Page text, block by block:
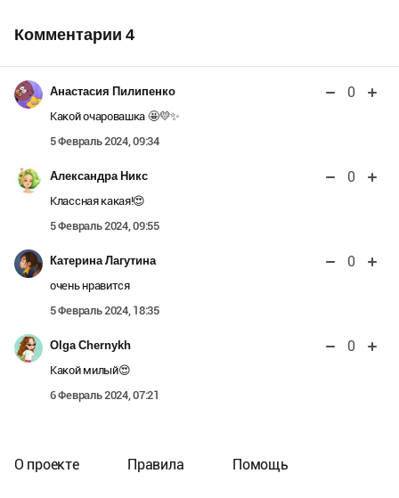
Комментарии 4
Анастасия Пилипенко 0
Какой очаровашка 🤩💛✨
5 Февраль 2024, 09:34
Александра Никс 0
Классная какая!😍
5 Февраль 2024, 09:55
Катерина Лагутина 0
очень нравится
5 Февраль 2024, 18:35
Olga Chernykh 0
Какой милый😍
6 Февраль 2024, 07:21
О проекте Правила Помощь